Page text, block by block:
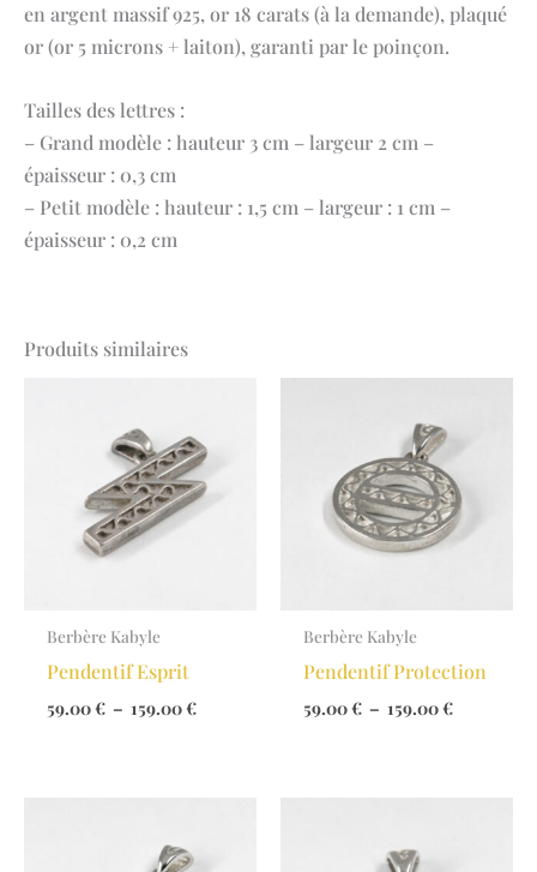
en argent massif 925, or 18 carats (à la demande), plaqué
or (or 5 microns + laiton), garanti par le poinçon.
Tailles des lettres :
– Grand modèle : hauteur 3 cm – largeur 2 cm –
épaisseur : 0,3 cm
– Petit modèle : hauteur : 1,5 cm – largeur : 1 cm –
épaisseur : 0,2 cm
Produits similaires
Berbère Kabyle
Pendentif Esprit
59.00€ – 159.00€Plage
Berbère Kabyle
Pendentif Protection
59.00€ – 159.00€Plage